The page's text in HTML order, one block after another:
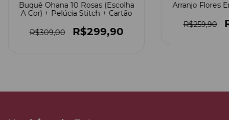
Buquê Ohana 10 Rosas (Escolha
A Cor) + Pelúcia Stitch + Cartão
R$309,00 R$299,90
Arranjo Flores
R$259,90